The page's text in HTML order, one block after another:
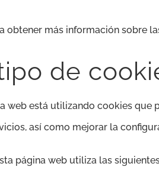
obtener más información sobre
de
web está utilizando cookies
así como mejorar la
página web utiliza las